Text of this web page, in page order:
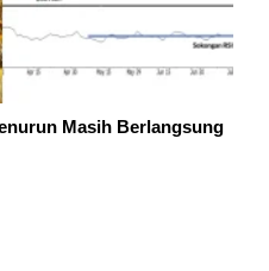
Masih Berlangsung